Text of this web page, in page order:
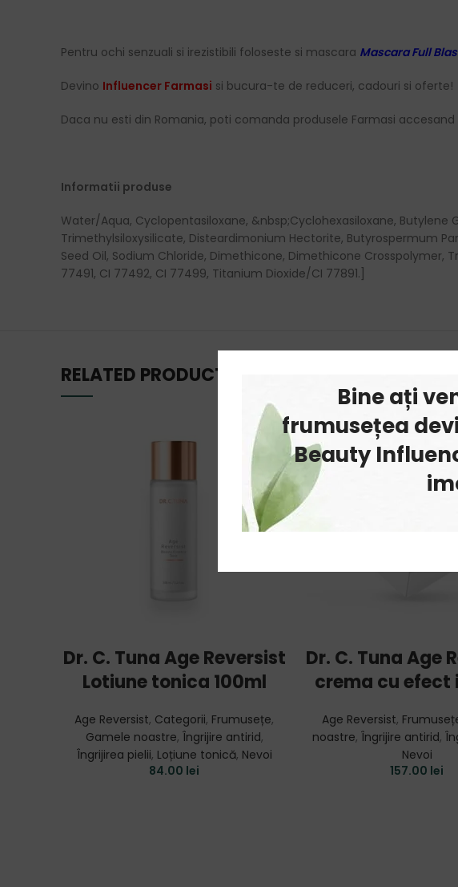
Bine ați
frumusețea
Beauty
Pentru ochi senzuali si irezistibili foloseste si mascara Mascara Full
Devino Influencer Farmasi si bucura-te de reduceri, cadouri si oferte!
Daca nu esti din Romania, poti comanda produsele Farmasi
Informatii produse
Water/Aqua, Cyclopentasiloxane, &nbsp;Cyclohexasiloxane, Butylene
Trimethylsiloxysilicate, Disteardimonium Hectorite, Butyrospermum
Seed Oil, Sodium Chloride, Dimethicone, Dimethicone
77491, CI 77492, CI 77499, Titanium Dioxide/CI 77891.]
RELATED PRODUCTS
Dr. C. Tuna Age Reversist
Lotiune tonica 100ml
Age Reversist, Categorii, Frumusețe,
Gamele noastre, Îngrijire antirid,
Îngrijirea pielii, Loțiune tonică, Nevoi
84.00 lei
Dr. C. Tuna Age
crema cu efect
Age Reversist,
noastre, Îngrijire antirid,
Nevoi
157.00 lei